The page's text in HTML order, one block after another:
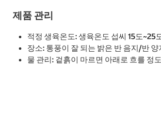
제품 관리
적정 생육온도: 생육온도 섭씨 15도~25
장소: 통풍이 잘 되는 밝은 반 음지/반
물 관리: 겉흙이 마르면 아래로 흐를 정